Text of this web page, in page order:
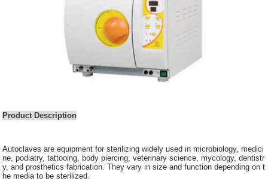
Product Description
Autoclaves are equipment for sterilizing widely used in microbiology, medici
ne, podiatry, tattooing, body piercing, veterinary science, mycology, dentistr
y, and prosthetics fabrication. They vary in size and function depending on t
he media to be sterilized.